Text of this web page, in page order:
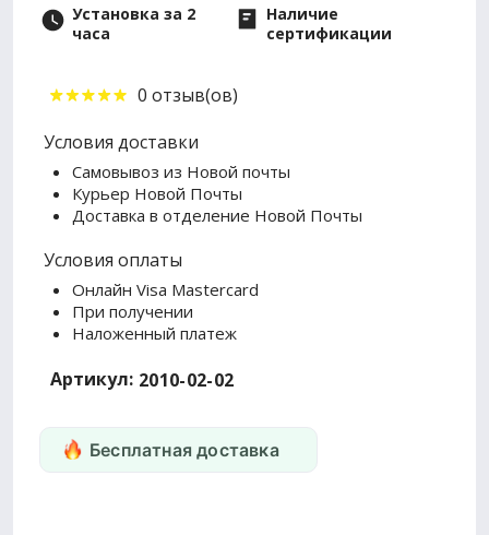
Установка за 2
часа
Наличие
сертификации
0 отзыв(ов)
Условия доставки
Самовывоз из Новой почты
Курьер Новой Почты
Доставка в отделение Новой Почты
Условия оплаты
Онлайн Visa Mastercard
При получении
Наложенный платеж
Артикул: 2010-02-02
Бесплатная доставка